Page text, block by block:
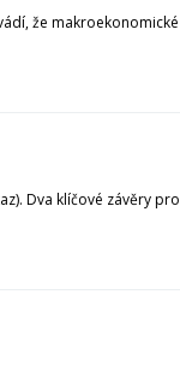
že
Dva klíčové závěry